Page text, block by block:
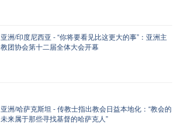
亚洲/印度尼西亚 - “你将要看见比这更大的事”：亚洲主
教团协会第十二届全体大会开幕
亚洲/哈萨克斯坦 - 传教士指出教会日益本地化：“教会的
未来属于那些寻找基督的哈萨克人”